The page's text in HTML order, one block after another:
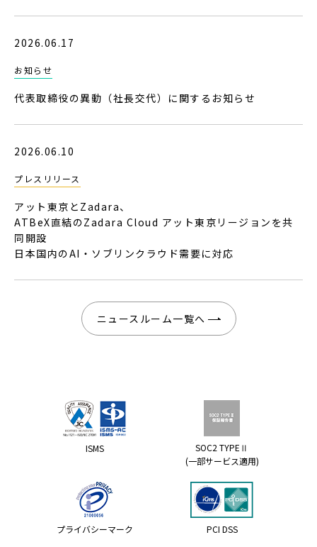
2026.06.17
お知らせ
代表取締役の異動（社長交代）に関するお知らせ
2026.06.10
プレスリリース
アット東京とZadara、
ATBeX直結のZadara Cloud アット東京リージョンを共
同開設
日本国内のAI・ソブリンクラウド需要に対応
ニュースルーム一覧へ
ISMS
SOC2 TYPEⅡ
(一部サービス適用)
プライバシーマーク PCI DSS